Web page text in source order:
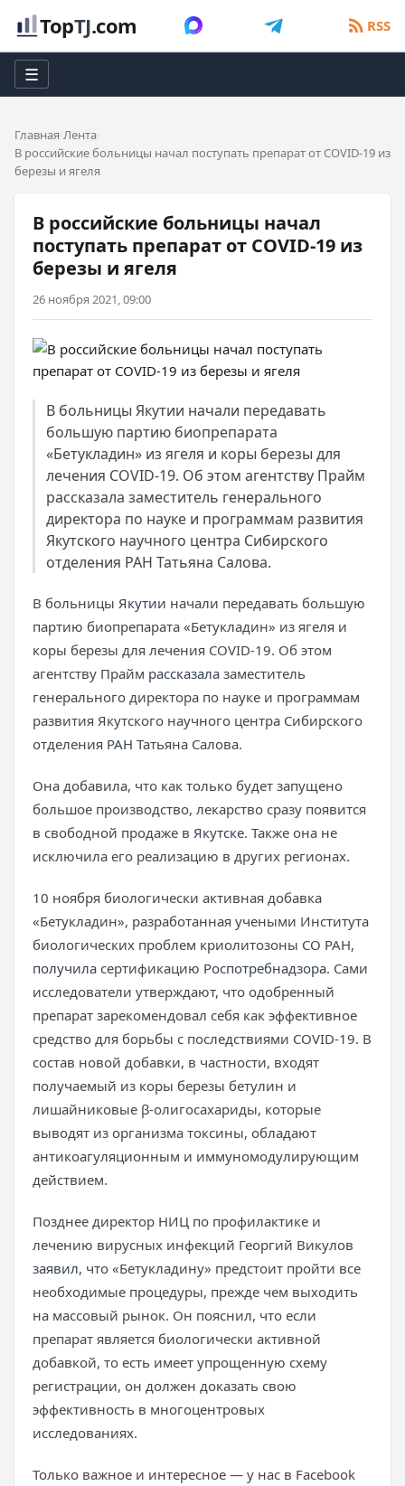
TopTJ.com RSS
☰
Главная Лента
В российские больницы начал поступать препарат от COVID-19 из
березы и ягеля
В российские больницы начал
поступать препарат от COVID-19 из
березы и ягеля
26 ноября 2021, 09:00
В больницы Якутии начали передавать
большую партию биопрепарата
«Бетукладин» из ягеля и коры березы для
лечения COVID-19. Об этом агентству Прайм
рассказала заместитель генерального
директора по науке и программам развития
Якутского научного центра Сибирского
отделения РАН Татьяна Салова.
В больницы Якутии начали передавать большую
партию биопрепарата «Бетукладин» из ягеля и
коры березы для лечения COVID-19. Об этом
агентству Прайм рассказала заместитель
генерального директора по науке и программам
развития Якутского научного центра Сибирского
отделения РАН Татьяна Салова.
Она добавила, что как только будет запущено
большое производство, лекарство сразу появится
в свободной продаже в Якутске. Также она не
исключила его реализацию в других регионах.
10 ноября биологически активная добавка
«Бетукладин», разработанная учеными Института
биологических проблем криолитозоны СО РАН,
получила сертификацию Роспотребнадзора. Сами
исследователи утверждают, что одобренный
препарат зарекомендовал себя как эффективное
средство для борьбы с последствиями COVID-19. В
состав новой добавки, в частности, входят
получаемый из коры березы бетулин и
лишайниковые β-олигосахариды, которые
выводят из организма токсины, обладают
антикоагуляционным и иммуномодулирующим
действием.
Позднее директор НИЦ по профилактике и
лечению вирусных инфекций Георгий Викулов
заявил, что «Бетукладину» предстоит пройти все
необходимые процедуры, прежде чем выходить
на массовый рынок. Он пояснил, что если
препарат является биологически активной
добавкой, то есть имеет упрощенную схему
регистрации, он должен доказать свою
эффективность в многоцентровых
исследованиях.
Только важное и интересное — у нас в Facebook